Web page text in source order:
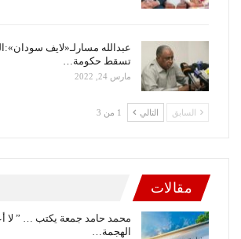
عبدالله مسارلـ«لايف
تسقط حكومة…
مارس 24, 2022
السابق التالي 1 من 3
مقالات
محمد حامد جمعة يكتب … ”
الهجمة…